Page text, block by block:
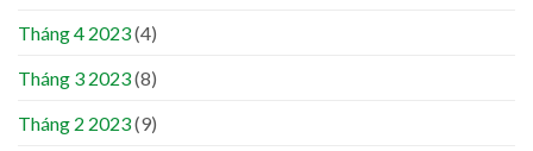
Tháng 4 2023(4)
Tháng 3 2023(8)
Tháng 2 2023(9)